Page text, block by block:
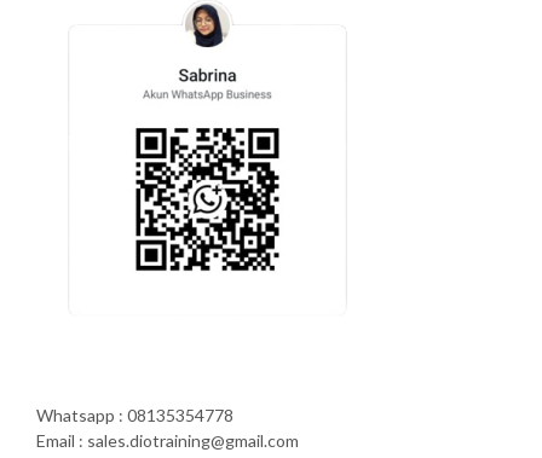
Whatsapp : 08135354778
Email : sales.diotraining@gmail.com